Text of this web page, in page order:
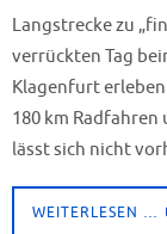
Langstrecke zu
verrückten Tag
Klagenfurt
180 km
lässt sich nicht
WEITERLESEN …